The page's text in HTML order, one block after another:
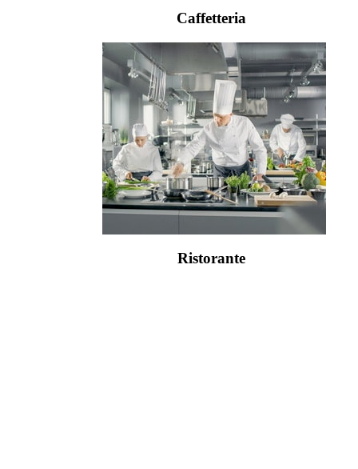
Caffetteria
Ristorante